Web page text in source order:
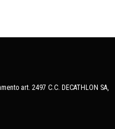
art. 2497 C.C. DECATHLON SA,